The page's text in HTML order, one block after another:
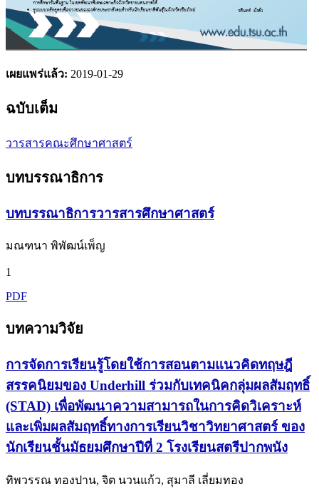
เผยแพร่แล้ว: 2019-01-29
ฉบับเต็ม
วารสารคณะศึกษาศาสตร์
บทบรรณาธิการ
บทบรรณาธิการวารสารศึกษาศาสตร์
มณฑนา พิพัฒน์เพ็ญ
1
PDF
บทความวิจัย
การจัดการเรียนรู้โดยใช้การสอนตามแนวคิดทฤษฎี
สรรคนิยมของ Underhill ร่วมกับเทคนิคกลุ่มผลสัมฤทธิ์
(STAD) เพื่อพัฒนาความสามารถในการคิดวิเคราะห์
และเพิ่มผลสัมฤทธิ์ทางการเรียนวิชาวิทยาศาสตร์ ของ
นักเรียนชั้นมัธยมศึกษาปีที่ 2 โรงเรียนสตรีปากพนัง
ทิพวรรณ ทองปาน, จิต นวนแก้ว, สุมาลี เลี่ยมทอง